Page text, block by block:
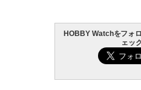
東京マル
バックマ
小銃 18歳
￥187,000
GSIクレオ
ミアムト
ホビー用
￥748
HOBBY Watchをフォ
ェッ